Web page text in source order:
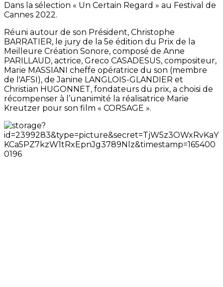
Dans la sélection « Un Certain Regard » au Festival de
Cannes 2022.
Réuni autour de son Président, Christophe
BARRATIER, le jury de la 5e édition du Prix de la
Meilleure Création Sonore, composé de Anne
PARILLAUD, actrice, Greco CASADESUS, compositeur,
Marie MASSIANI cheffe opératrice du son (membre
de l'AFSI), de Janine LANGLOIS-GLANDIER et
Christian HUGONNET, fondateurs du prix, a choisi de
récompenser à l’unanimité la réalisatrice Marie
Kreutzer pour son film « CORSAGE ».